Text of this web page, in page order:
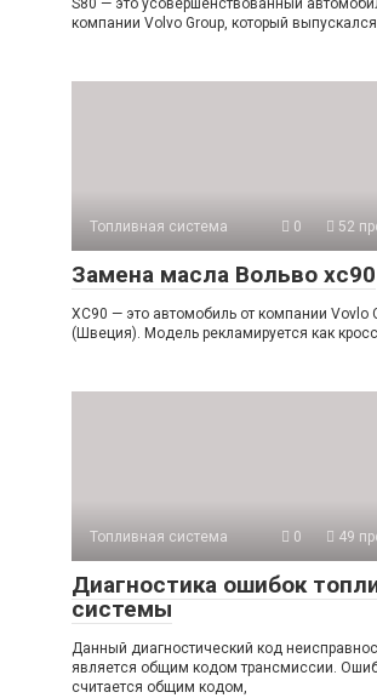
S80 — это усовершенствованный
компании Volvo Group, который
Топливная система 0 52
Замена масла Вольво хс90
XC90 — это автомобиль от компании Vovlo
(Швеция). Модель рекламируется как
Топливная система 0 49
Диагностика ошибок
системы
Данный диагностический код
является общим кодом трансмиссии.
считается общим кодом,